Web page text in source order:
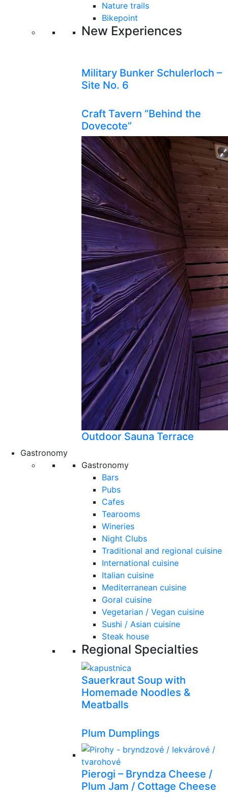
Nature trails
Bikepoint
New Experiences
Military Bunker Schulerloch –
Site No. 6
Craft Tavern “Behind the
Dovecote”
Outdoor Sauna Terrace
Gastronomy
Gastronomy
Bars
Pubs
Cafes
Tearooms
Wineries
Night Clubs
Traditional and regional cuisine
International cuisine
Italian cuisine
Mediterranean cuisine
Goral cuisine
Vegetarian / Vegan cuisine
Sushi / Asian cuisine
Steak house
Regional Specialties
Sauerkraut Soup with
Homemade Noodles &
Meatballs
Plum Dumplings
Pierogi – Bryndza Cheese /
Plum Jam / Cottage Cheese